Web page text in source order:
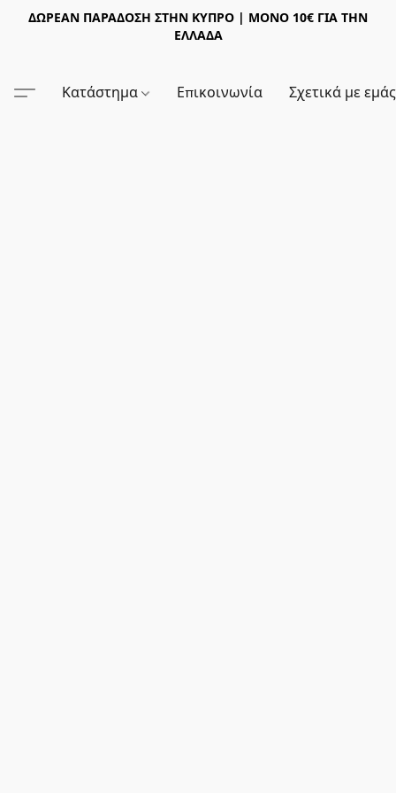
ΔΩΡΕΑΝ ΠΑΡΑΔΟΣΗ ΣΤΗΝ ΚΥΠΡΟ | ΜΟΝΟ 10€ ΓΙΑ ΤΗΝ
ΕΛΛΑΔΑ
Κατάστημα Επικοινωνία Σχετικά με εμάς